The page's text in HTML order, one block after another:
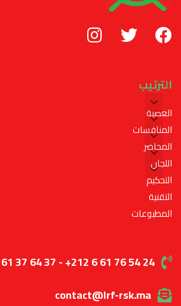
الترتيب
العصبة
المنافسات
المحاضر
اللجان
التحكيم
التقنية
المطبوعات
37 64 37 - +212 6 61 76 54 24
contact@lrf-rsk.ma